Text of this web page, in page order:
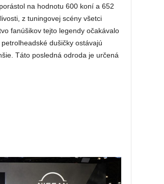
na hodnotu 600 koní a 652
z tuningovej scény všetci
fanúšikov tejto legendy očakávalo
dušičky ostávajú
Táto posledná odroda je určená